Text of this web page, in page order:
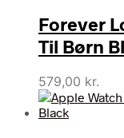
Forever
Til Børn
579,00 kr.